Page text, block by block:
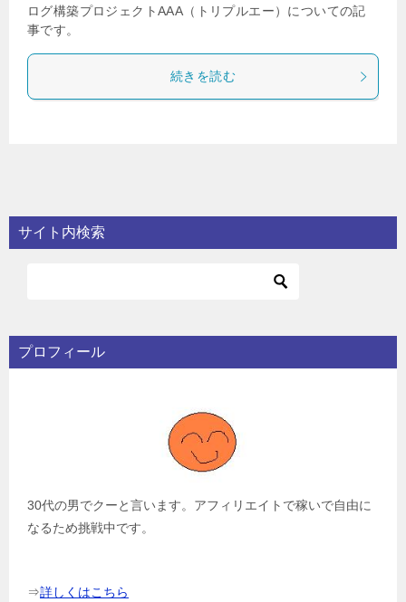
ログ構築プロジェクトAAA（トリプルエー）についての記
事です。
続きを読む
サイト内検索
プロフィール
30代の男でクーと言います。アフィリエイトで稼いで自由に
なるため挑戦中です。
⇒詳しくはこちら